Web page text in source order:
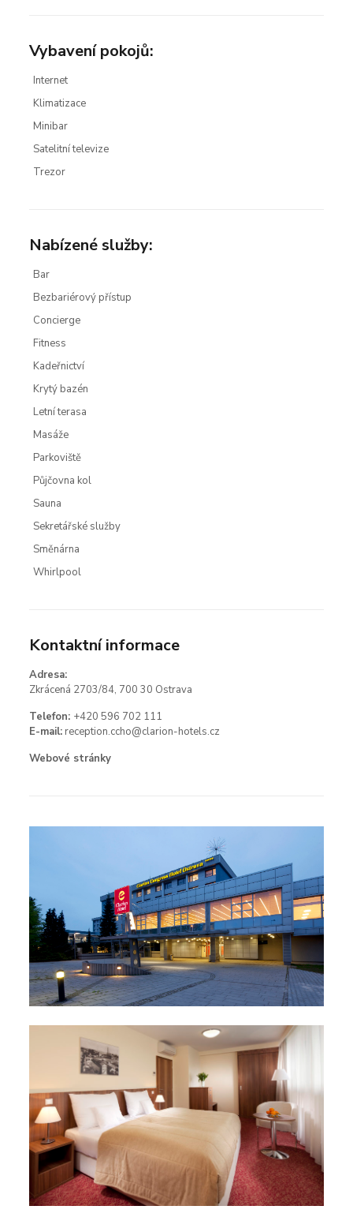
Vybavení pokojů:
Internet
Klimatizace
Minibar
Satelitní televize
Trezor
Nabízené služby:
Bar
Bezbariérový přístup
Concierge
Fitness
Kadeřnictví
Krytý bazén
Letní terasa
Masáže
Parkoviště
Půjčovna kol
Sauna
Sekretářské služby
Směnárna
Whirlpool
Kontaktní informace
Adresa:
Zkrácená 2703/84, 700 30 Ostrava
Telefon: +420 596 702 111
E-mail: reception.ccho@clarion⁠⁠⁠⁠⁠⁠⁠⁠⁠⁠⁠⁠⁠⁠⁠⁠⁠⁠⁠⁠⁠⁠⁠⁠⁠⁠⁠⁠⁠⁠⁠⁠⁠⁠⁠⁠⁠⁠⁠⁠⁠⁠⁠⁠⁠⁠⁠⁠⁠-⁠⁠⁠⁠⁠⁠⁠⁠⁠⁠⁠⁠⁠⁠⁠⁠⁠⁠⁠⁠⁠⁠⁠⁠⁠⁠⁠⁠⁠⁠⁠⁠⁠⁠⁠⁠⁠⁠⁠⁠⁠⁠⁠⁠⁠⁠⁠⁠⁠hotels.cz
Webové stránky